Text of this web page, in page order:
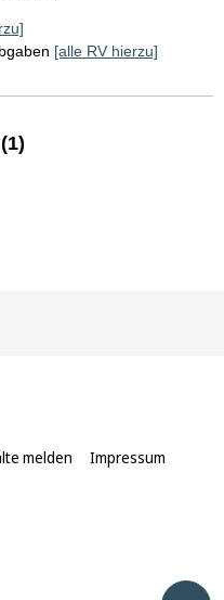
[alle RV hierzu]
melden Impressum